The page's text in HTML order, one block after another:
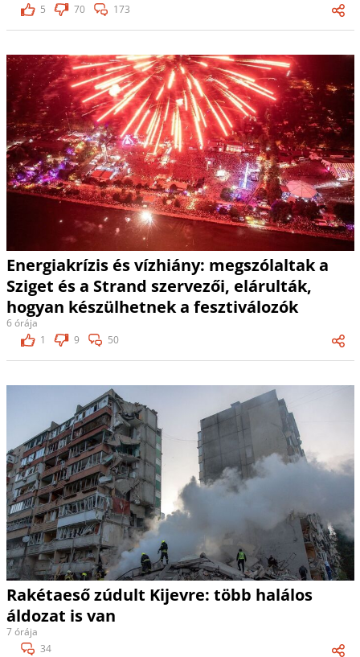
5
70 173
Energiakrízis és vízhiány: megszólaltak a
Sziget és a Strand szervezői, elárulták,
hogyan készülhetnek a fesztiválozók
6 órája
1
9 50
Rakétaeső zúdult Kijevre: több halálos
áldozat is van
7 órája
34